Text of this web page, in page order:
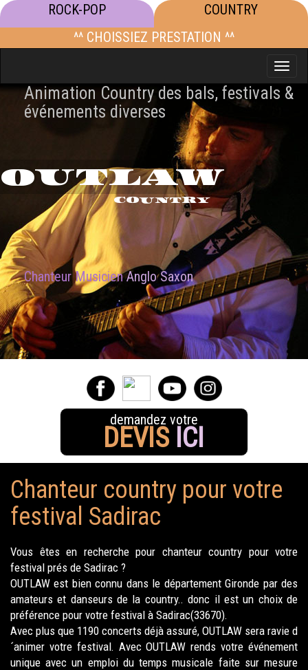
ROCK-POP
COUNTRY
^^ CHOISSIEZ PRESTATION ^^
Toggle
Animation Country des bals, festivals &
événements diverses
OUTLAW
COUNTRY
Chanteur MusicienAnglo Saxon
demandez votre
DEVIS ICI
Chanteur country pour votre
festival Sadirac
Vous êtes en recherche pour chanteur country pour votre
festival prés de Sadirac ?
OUTLAW est bien connu dans le département Gironde par des
amateurs et danseurs de la country.. donc il est un choix de
préférence pour votre festival à Sadirac(33670).
Avec plus que 1190 concerts déjà assuré, OUTLAW sera ravie d
´animer votre festival. Avec OUTLAW rends votre événement
unique avec un emploi du temps musicale faite sur mesure